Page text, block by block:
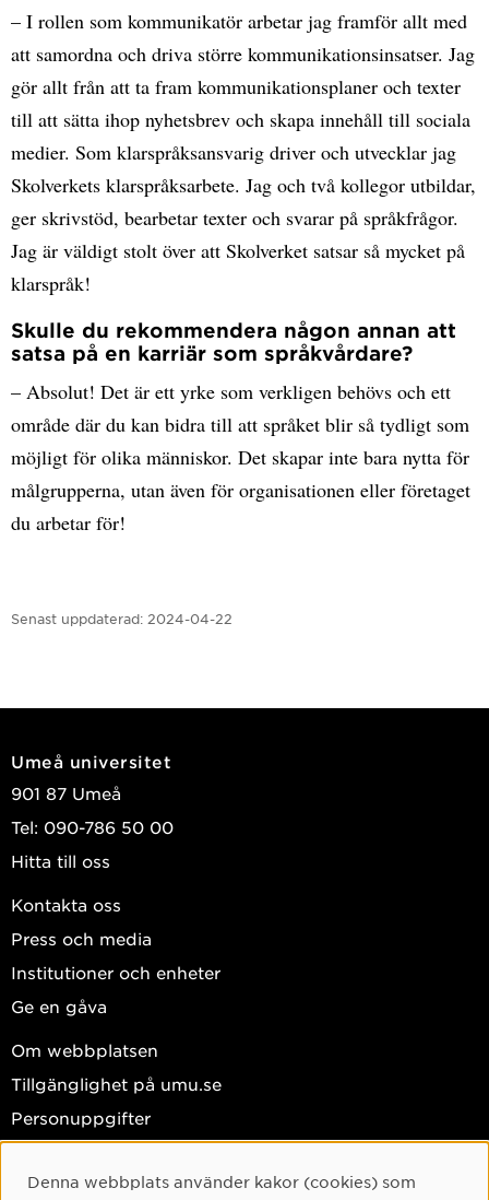
– I rollen som kommunikatör arbetar jag framför allt med
att samordna och driva större kommunikationsinsatser. Jag
gör allt från att ta fram kommunikationsplaner och texter
till att sätta ihop nyhetsbrev och skapa innehåll till sociala
medier. Som klarspråksansvarig driver och utvecklar jag
Skolverkets klarspråksarbete. Jag och två kollegor utbildar,
ger skrivstöd, bearbetar texter och svarar på språkfrågor.
Jag är väldigt stolt över att Skolverket satsar så mycket på
klarspråk!
Skulle du rekommendera någon annan att
satsa på en karriär som språkvårdare?
– Absolut! Det är ett yrke som verkligen behövs och ett
område där du kan bidra till att språket blir så tydligt som
möjligt för olika människor. Det skapar inte bara nytta för
målgrupperna, utan även för organisationen eller företaget
du arbetar för!
Senast uppdaterad: 2024-04-22
Umeå universitet
901 87 Umeå
Tel: 090-786 50 00
Hitta till oss
Kontakta oss
Press och media
Institutioner och enheter
Ge en gåva
Om webbplatsen
Tillgänglighet på umu.se
Personuppgifter
Facebook
Denna webbplats använder kakor (cookies) som